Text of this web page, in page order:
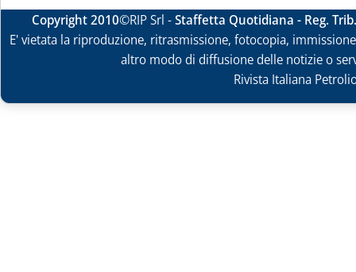
Copyright 2010©RIP Srl -Staffetta Quotidiana - Reg.
E' vietata la riproduzione, ritrasmissione, fotocopia,
altro modo di diffusione delle notizie o
Rivista Italiana